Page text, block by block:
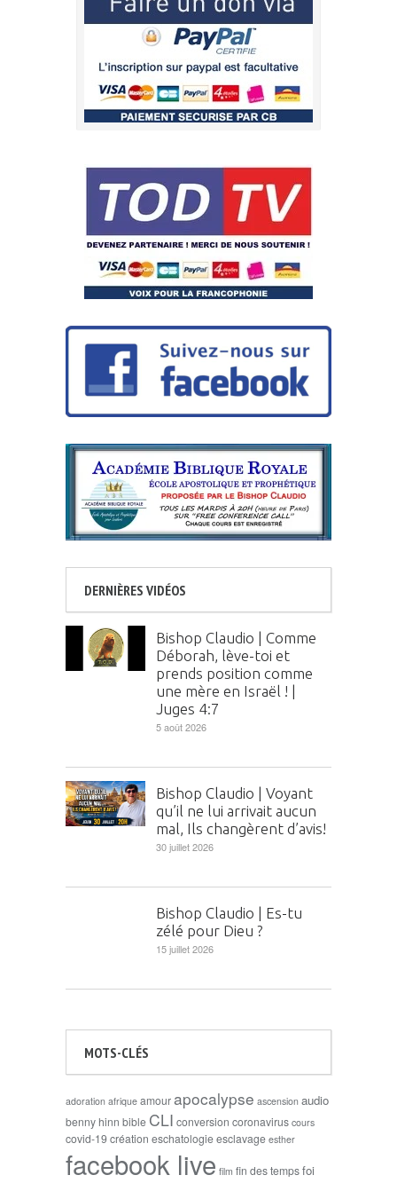
DERNIÈRES VIDÉOS
Bishop Claudio | Comme
Déborah, lève-toi et
prends position comme
une mère en Israël ! |
Juges 4:7
5 août 2026
Bishop Claudio | Voyant
qu’il ne lui arrivait aucun
mal, Ils changèrent d’avis!
30 juillet 2026
Bishop Claudio | Es-tu
zélé pour Dieu ?
15 juillet 2026
MOTS-CLÉS
adoration afrique amourapocalypse ascension audio
benny hinn bible CLI conversion coronavirus cours
covid-19création eschatologieesclavage esther
facebook live film fin des tempsfoi